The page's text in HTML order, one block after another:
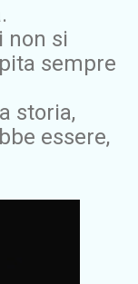
non si
sempre
storia,
essere,